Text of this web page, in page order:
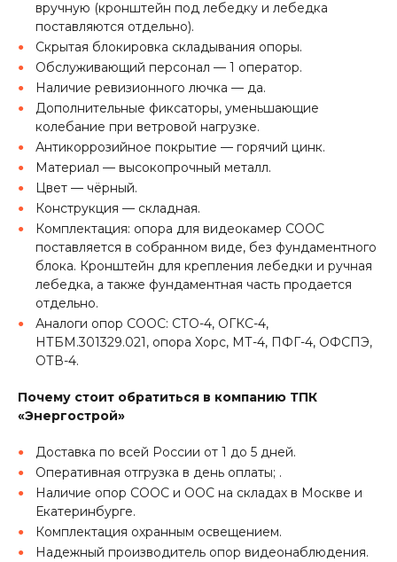
вручную (кронштейн под лебедку и лебедка
поставляются отдельно).
Скрытая блокировка складывания опоры.
Обслуживающий персонал — 1 оператор.
Наличие ревизионного лючка — да.
Дополнительные фиксаторы, уменьшающие
колебание при ветровой нагрузке.
Антикоррозийное покрытие — горячий цинк.
Материал — высокопрочный металл.
Цвет — чёрный.
Конструкция — складная.
Комплектация: опора для видеокамер СООС
поставляется в собранном виде, без фундаментного
блока. Кронштейн для крепления лебедки и ручная
лебедка, а также фундаментная часть продается
отдельно.
Аналоги опор СООС: СТО-4, ОГКС-4,
НТБМ.301329.021, опора Хорс, МТ-4, ПФГ-4, ОФСПЭ,
ОТВ-4.
Почему стоит обратиться в компанию ТПК
«Энергострой»
Доставка по всей России от 1 до 5 дней.
Оперативная отгрузка в день оплаты; .
Наличие опор СООС и ООС на складах в Москве и
Екатеринбурге.
Комплектация охранным освещением.
Надежный производитель опор видеонаблюдения.